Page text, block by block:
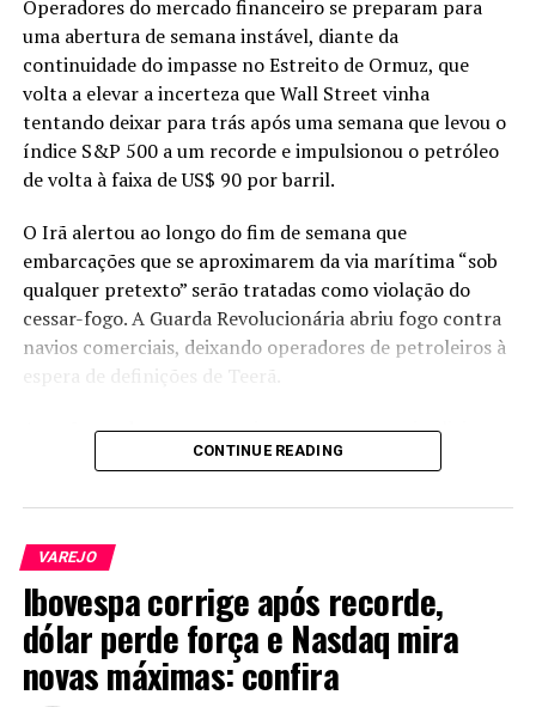
forma de evitar fragmentação do texto e garantir a
aprovação dentro do prazo.
A agenda da CPMI sofreu ajustes nos últimos dias. Uma
sessão chegou a ser cancelada após a internação do
presidente da Dataprev e diante da dificuldade em
localizar a influenciadora Martha Graeff, convocada
como testemunha.
Mesmo com os contratempos, a comissão mantém o
cronograma para concluir o relatório. A expectativa é de
que o documento consolide as conclusões da
investigação e encaminhe os pedidos de
Operadores do mercado financeiro se preparam para
uma abertura de semana instável, diante da
continuidade do impasse no Estreito de Ormuz, que
volta a elevar a incerteza que Wall Street vinha
tentando deixar para trás após uma semana que levou o
índice S&P 500 a um recorde e impulsionou o petróleo
de volta à faixa de US$ 90 por barril.
O Irã alertou ao longo do fim de semana que
embarcações que se aproximarem da via marítima “sob
qualquer pretexto” serão tratadas como violação do
cessar-fogo. A Guarda Revolucionária abriu fogo contra
navios comerciais, deixando operadores de petroleiros à
espera de definições de Teerã.
As ações endureceram um impasse que parecia aliviar na
sexta-feira (17), quando sinais de distensão sustentaram
semioficial Tasnim informou que o país não participará
de uma segunda rodada de negociações com os Estados
Unidos em Islamabad nesta semana enquanto o bloqueio
naval americano permanecer em vigor, embora
mensagens continuem sendo trocadas por
intermediários.
CONTINUE READING
VAREJO
Ibovespa corrige após recorde,
dólar perde força e Nasdaq mira
novas máximas: confira